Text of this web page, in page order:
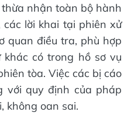
nhận toàn bộ hành
lời khai tại phiên xử
quan điều tra, phù hợp
có trong hồ sơ vụ
tòa. Việc các bị cáo
với quy định của pháp
không oan sai.